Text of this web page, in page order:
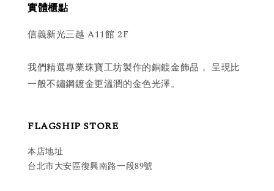
實體櫃點
信義新光三越 A11館 2F
我們精選專業珠寶工坊製作的銅鍍金飾品， 呈現比
一般不鏽鋼鍍金更溫潤的金色光澤。
FLAGSHIP STORE
本店地址
台北市大安區復興南路一段89號